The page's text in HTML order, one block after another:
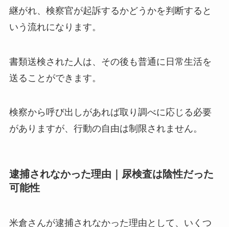
継がれ、検察官が起訴するかどうかを判断すると
いう流れになります。
書類送検された人は、その後も普通に日常生活を
送ることができます。
検察から呼び出しがあれば取り調べに応じる必要
がありますが、行動の自由は制限されません。
逮捕されなかった理由｜尿検査は陰性だった
可能性
米倉さんが逮捕されなかった理由として、いくつ